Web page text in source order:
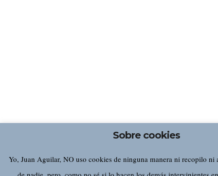
Sobre cookies
Yo, Juan Aguilar, NO uso cookies de ninguna manera ni recopilo ni